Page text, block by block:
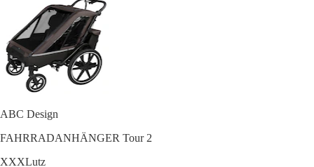
ABC Design
FAHRRADANHÄNGER Tour 2
XXXLutz